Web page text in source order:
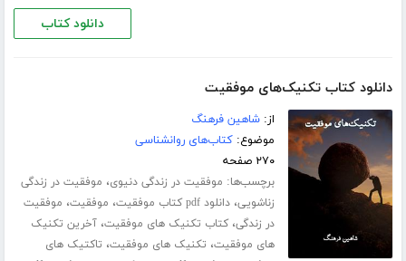
دانلود کتاب
دانلود کتاب تکنیک‌های موفقیت
از:شاهین فرهنگ
موضوع:کتاب‌های روانشناسی
۲۷۰ صفحه
برچسب‌ها: موفقیت در زندگی دنیوی، موفقیت در زندگی
زناشویی،دانلود pdf کتاب موفقیت ، موفقیت، موفقیت
در زندگی،کتاب تکنیک های موفقیت،آخرین تکنیک
های موفقیت، تکنیک های موفقیت، تاکتیک های